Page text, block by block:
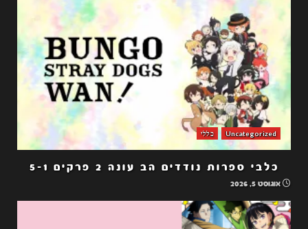
Uncategorized כללי
כלבי ספרות נודדים הב עונה 2 פרקים 5-1
אוגוסט 5, 2026